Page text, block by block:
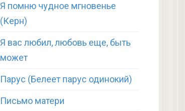
Я помню чудное мгновенье
(Керн)
Я вас любил, любовь еще, быть
может
Парус (Белеет парус одинокий)
Письмо матери